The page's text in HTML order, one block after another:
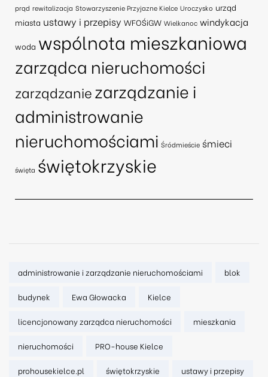
prąd rewitalizacja Stowarzyszenie Przyjazne Kielce Uroczysko urząd
miasta ustawy i przepisy WFOŚiGW Wielkanoc windykacja
woda wspólnota mieszkaniowa
zarządca nieruchomości
zarządzaniezarządzanie i
administrowanie
nieruchomościami Śródmieście śmieci
święta świętokrzyskie
Tags:
administrowanie i zarządzanie nieruchomościami blok
budynek Ewa Głowacka Kielce
licencjonowany zarządca nieruchomości mieszkania
nieruchomości PRO-house Kielce
prohousekielce.pl świętokrzyskie ustawy i przepisy